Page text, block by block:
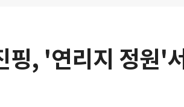
핑, '연리지 정원'